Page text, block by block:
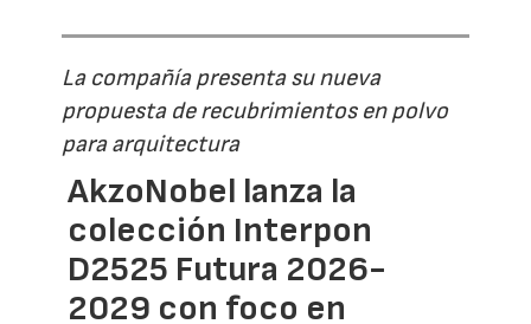
La compañía presenta su nueva
propuesta de recubrimientos en polvo
para arquitectura
AkzoNobel lanza la
colección Interpon
D2525 Futura 2026-
2029 con foco en